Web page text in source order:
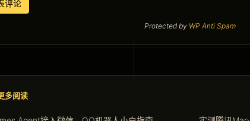
Protected by WP Anti Spam
阅读